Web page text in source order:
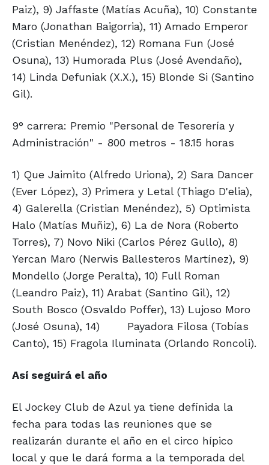
Paiz), 9) Jaffaste (Matías Acuña), 10) Constante
Maro (Jonathan Baigorria), 11) Amado Emperor
(Cristian Menéndez), 12) Romana Fun (José
Osuna), 13) Humorada Plus (José Avendaño),
14) Linda Defuniak (X.X.), 15) Blonde Si (Santino
Gil).
9° carrera: Premio "Personal de Tesorería y
Administración" - 800 metros - 18.15 horas
1) Que Jaimito (Alfredo Uriona), 2) Sara Dancer
(Ever López), 3) Primera y Letal (Thiago D'elia),
4) Galerella (Cristian Menéndez), 5) Optimista
Halo (Matías Muñiz), 6) La de Nora (Roberto
Torres), 7) Novo Niki (Carlos Pérez Gullo), 8)
Yercan Maro (Nerwis Ballesteros Martínez), 9)
Mondello (Jorge Peralta), 10) Full Roman
(Leandro Paiz), 11) Arabat (Santino Gil), 12)
South Bosco (Osvaldo Poffer), 13) Lujoso Moro
(José Osuna), 14)
Payadora Filosa (Tobías
Canto), 15) Fragola Iluminata (Orlando Roncoli).
Así seguirá el año
El Jockey Club de Azul ya tiene definida la
fecha para todas las reuniones que se
realizarán durante el año en el circo hípico
local y que le dará forma a la temporada del